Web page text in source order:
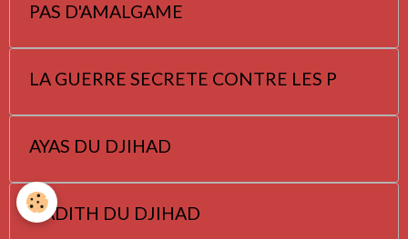
PAS D'AMALGAME
LA GUERRE SECRETE CONTRE LES P
AYAS DU DJIHAD
HADITH DU DJIHAD